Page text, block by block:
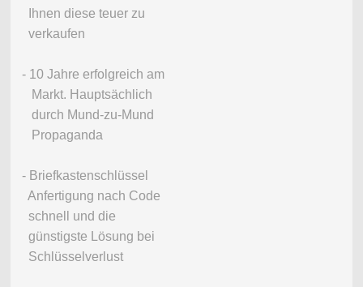
Ihnen diese teuer zu
verkaufen
- 10 Jahre erfolgreich am
Markt. Hauptsächlich
durch Mund-zu-Mund
Propaganda
- Briefkastenschlüssel
Anfertigung nach Code
schnell und die
günstigste Lösung bei
Schlüsselverlust